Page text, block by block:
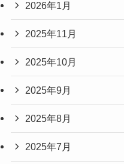
2026年1月
2025年11月
2025年10月
2025年9月
2025年8月
2025年7月